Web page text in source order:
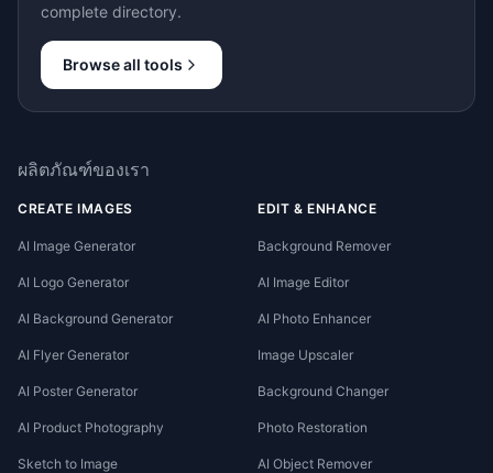
complete directory.
Browse all tools
ผลิตภัณฑ์ของเรา
CREATE IMAGES
AI Image Generator
AI Logo Generator
AI Background Generator
AI Flyer Generator
AI Poster Generator
AI Product Photography
Sketch to Image
EDIT & ENHANCE
Background Remover
AI Image Editor
AI Photo Enhancer
Image Upscaler
Background Changer
Photo Restoration
AI Object Remover